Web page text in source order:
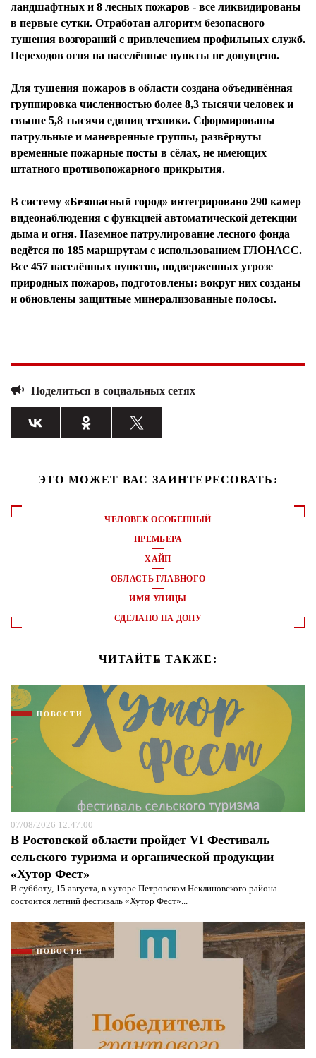
ландшафтных и 8 лесных пожаров - все ликвидированы
в первые сутки. Отработан алгоритм безопасного
тушения возгораний с привлечением профильных служб.
Переходов огня на населённые пункты не допущено.
Для тушения пожаров в области создана объединённая
группировка численностью более 8,3 тысячи человек и
свыше 5,8 тысячи единиц техники. Сформированы
патрульные и маневренные группы, развёрнуты
временные пожарные посты в сёлах, не имеющих
штатного противопожарного прикрытия.
В систему «Безопасный город» интегрировано 290 камер
видеонаблюдения с функцией автоматической детекции
дыма и огня. Наземное патрулирование лесного фонда
ведётся по 185 маршрутам с использованием ГЛОНАСС.
Все 457 населённых пунктов, подверженных угрозе
природных пожаров, подготовлены: вокруг них созданы
и обновлены защитные минерализованные полосы.
Поделиться в социальных сетях
ЭТО МОЖЕТ ВАС ЗАИНТЕРЕСОВАТЬ:
ЧЕЛОВЕК ОСОБЕННЫЙ
ПРЕМЬЕРА
ХАЙП
ОБЛАСТЬ ГЛАВНОГО
ИМЯ УЛИЦЫ
СДЕЛАНО НА ДОНУ
ЧИТАЙТЕ ТАКЖЕ:
НОВОСТИ
07/08/2026 12:47:00
В Ростовской области пройдет VI Фестиваль
сельского туризма и органической продукции
«Хутор Фест»
В субботу, 15 августа, в хуторе Петровском Неклиновского района
состоится летний фестиваль «Хутор Фест»...
НОВОСТИ